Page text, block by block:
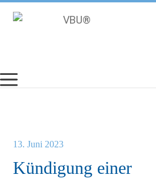
Inhalt
Kündigung einer
13. Juni 2023